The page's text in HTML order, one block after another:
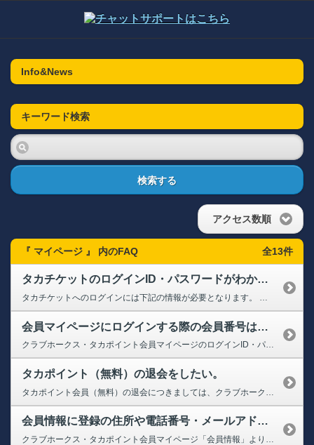
Info&News
キーワード検索
検索する
アクセス数順
『 マイページ 』 内のFAQ 全13件
タカチケットのログインID・パスワードがわかりません
タカチケットへのログインには下記の情報が必要となります。 【ログインID】 10桁の会員番号、またはご登録のメールアドレス ※WEBから新規でご入会の場合は入会時に発行された10桁の会員番号を入力してください。 【ログインパスワード】 会員マイページへログインする際と同じものとなります。 パスワードをお忘れの方は下記のページよりお手続きください。 ➡【クラブホークス...
会員マイページにログインする際の会員番号はどれですか？また、パスワードを忘れてしまった場合はどうすればよいですか？（ログインができない）
クラブホークス・タカポイント会員マイページのログインID・パスワードがわからない場合下記を参照ください。 【ログインID】 10桁の会員番号、またはご登録のメールアドレス 【ログインパスワード】 パスワードをお忘れの方は下記のページよりお手続きください。 ➡【クラブホークス・タカポイント会員マイページ】パスワードの再設定 ※受信設定をされております場合は、「@sbhtakapo....
タカポイント（無料）の退会をしたい。
会員情報に登録の住所や電話番号・メールアドレスが変わりました。変更手続きはどうすればよいでしょうか？（メールアドレス変更）
クラブホークス・タカポイント会員マイページ「会員情報」より変更ができます。 ➡クラブホークス・タカポイント会員マイページ（会員情報） 【会員情報変更方法】 1.上記に会員番号とパスワードでログインし、「お客様情報を修正する」をクリック 2.「会員規約に同意する」にチェック 3.変更される項目に内容を入力し、「修正内容の確認に進む」をクリック 4.内容に相違がないか確認し、...